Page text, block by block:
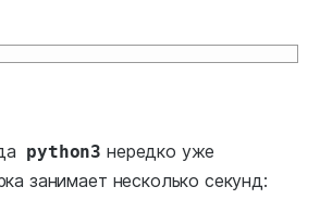
python3 нередко уже
занимает несколько секунд: